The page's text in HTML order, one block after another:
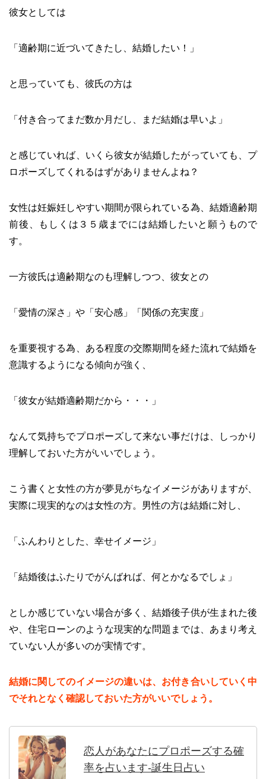
彼女としては
「適齢期に近づいてきたし、結婚したい！」
と思っていても、彼氏の方は
「付き合ってまだ数か月だし、まだ結婚は早いよ」
と感じていれば、いくら彼女が結婚したがっていても、プ
ロポーズしてくれるはずがありませんよね？
女性は妊娠妊しやすい期間が限られている為、結婚適齢期
前後、もしくは３５歳までには結婚したいと願うもので
す。
一方彼氏は適齢期なのも理解しつつ、彼女との
「愛情の深さ」や「安心感」「関係の充実度」
を重要視する為、ある程度の交際期間を経た流れで結婚を
意識するようになる傾向が強く、
「彼女が結婚適齢期だから・・・」
なんて気持ちでプロポーズして来ない事だけは、しっかり
理解しておいた方がいいでしょう。
こう書くと女性の方が夢見がちなイメージがありますが、
実際に現実的なのは女性の方。男性の方は結婚に対し、
「ふんわりとした、幸せイメージ」
「結婚後はふたりでがんばれば、何とかなるでしょ」
としか感じていない場合が多く、結婚後子供が生まれた後
や、住宅ローンのような現実的な問題までは、あまり考え
ていない人が多いのが実情です。
結婚に関してのイメージの違いは、お付き合いしていく中
でそれとなく確認しておいた方がいいでしょう。
恋人があなたにプロポーズする確
率を占います-誕生日占い